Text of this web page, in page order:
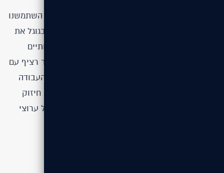
בעת מיתוג אינטרנטי לרשת גדולה בפריסה ארצית, השתמשנו
בטובי המומחים שלנו על מנת לייעץ, לעצב ולקדם בגוגל את
האתר לשלמות. לאחר דירוג האתר בביטויים התחרותיים
בישראל, המשכנו לעדכן את התוכן ולשמור על קשר רציף עם
הלקוח לאספקת מיתוג המשתנה לפי צרכי הרשת. העבודה
כללה ניתוח מתחרים מתמשך, התאמות אסטרטגיות, חיזוק
הנוכחות הדיגיטלית ושמירה על אחידות מותגית בכל ערוצי